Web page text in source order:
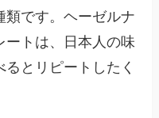
類です。ヘーゼルナ
ートは、日本人の味
とリピートしたく